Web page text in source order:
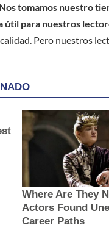
tomamos nuestro
útil para nuestros
Pero nuestros